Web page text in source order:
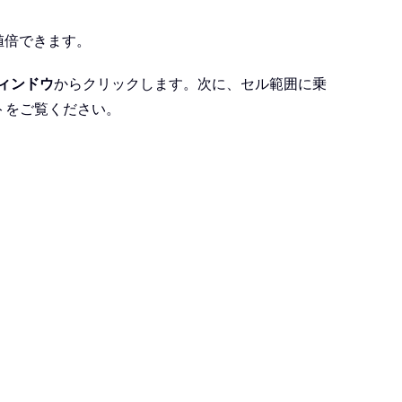
できます。
ンドウからクリックします。次に、セル範囲に乗
ご覧ください。